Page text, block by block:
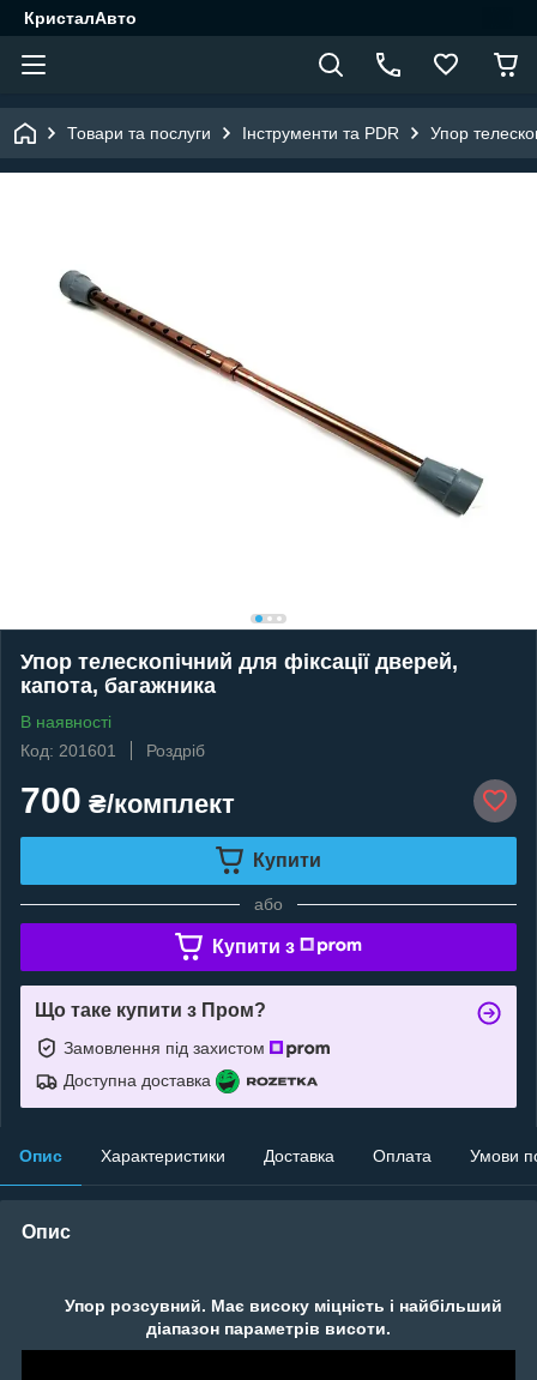
КристалАвто
Товари та послуги Інструменти та PDR Упор
Упор телескопічний для фіксації дверей,
капота, багажника
В наявності
Код: 201601
Роздріб
700 ₴/комплект
Купити
або
Купити з
Що таке купити з Пром?
Замовлення під захистом
Доступна доставка
Опис Характеристики Доставка Оплата Умови
Опис
Упор розсувний. Має високу міцність і найбільший
діапазон параметрів висоти.